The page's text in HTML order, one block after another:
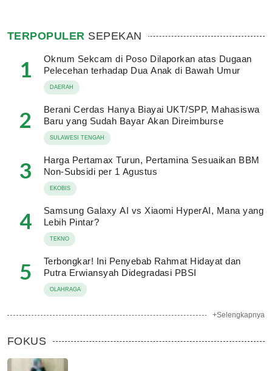
TERPOPULER SEPEKAN
1
Oknum Sekcam di Poso Dilaporkan atas Dugaan
Pelecehan terhadap Dua Anak di Bawah Umur
DAERAH
2
Berani Cerdas Hanya Biayai UKT/SPP, Mahasiswa
Baru yang Sudah Bayar Akan Direimburse
SULAWESI TENGAH
3
Harga Pertamax Turun, Pertamina Sesuaikan BBM
Non-Subsidi per 1 Agustus
EKOBIS
4
Samsung Galaxy AI vs Xiaomi HyperAI, Mana yang
Lebih Pintar?
TEKNO
5
Terbongkar! Ini Penyebab Rahmat Hidayat dan
Putra Erwiansyah Didegradasi PBSI
OLAHRAGA
+Selengkapnya
FOKUS